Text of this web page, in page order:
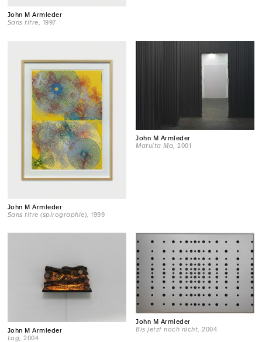
John M Armleder
Sans titre , 1997
John M Armleder
Sans titre (spirographie) , 1999
John M Armleder
Matuita Ma , 2001
John M Armleder
Log , 2004
John M Armleder
Bis jetzt noch nicht , 2004